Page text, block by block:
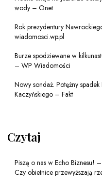
wody – Onet
Rok prezydentury
wiadomosci.wp.pl
Burze spodziewane w
– WP Wiadomości
Nowy sondaż. Potężny
Kaczyńskiego – Fakt
Czytaj
Piszą o nas w Echo Biznesu!
Czy obietnice przewyższają